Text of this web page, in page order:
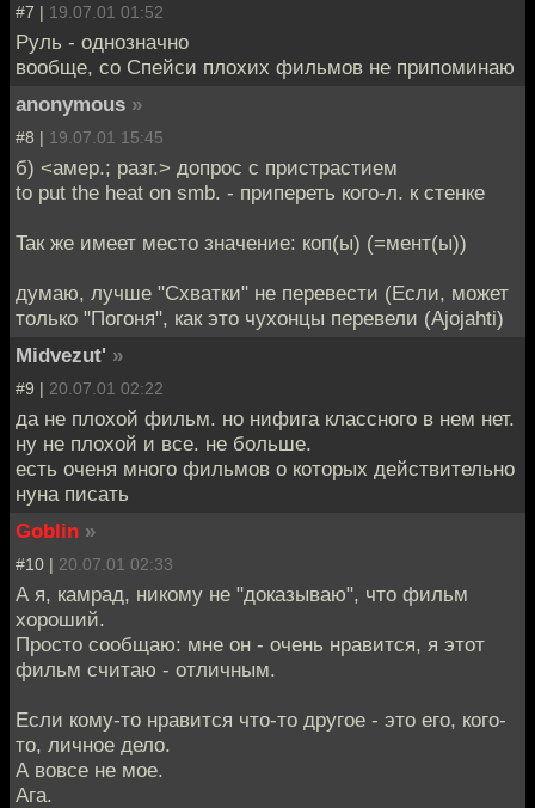
#7 | 19.07.01 01:52
Руль - однозначно
вообще, со Спейси плохих фильмов не припоминаю
anonymous »
#8 | 19.07.01 15:45
б) <амер.; разг.> допрос с пристрастием
to put the heat on smb. - припереть кого-л. к стенке
Taк же имеет место значение: коп(ы) (=мент(ы))
думаю, лучше "Схватки" не перевести (Eсли, может
только "Погоня", как это чухонцы перевели (Ajojahti)
Midvezut' »
#9 | 20.07.01 02:22
да не плохой фильм. но нифига классного в нем нет.
ну не плохой и все. не больше.
есть оченя много фильмов о которых действительно
нуна писать
Goblin »
#10 | 20.07.01 02:33
А я, камрад, никому не "доказываю", что фильм
хороший.
Просто сообщаю: мне он - очень нравится, я этот
фильм считаю - отличным.
Если кому-то нравится что-то другое - это его, кого-
то, личное дело.
А вовсе не мое.
Ага.